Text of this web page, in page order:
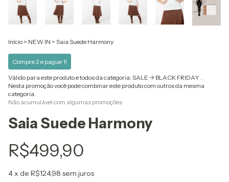
Início > NEW IN > Saia Suede Harmony
Compre 2 e pague 1!
Válido para este produto e todos da categoria: SALE -> BLACK FRIDAY .
Nesta promoção você pode combinar este produto com outros da mesma
categoria.
Não acumulável com algumas promoções
Saia Suede Harmony
R$499,90
4x de R$124,98 sem juros